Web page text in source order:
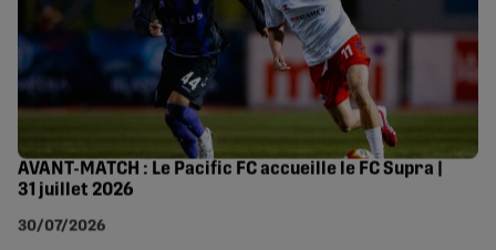
AVANT-MATCH : Le Pacific FC accueille le FC Supra |
31 juillet 2026
30/07/2026